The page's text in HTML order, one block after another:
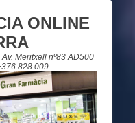
ONLINE
Meritxell nº83 AD500
828 009